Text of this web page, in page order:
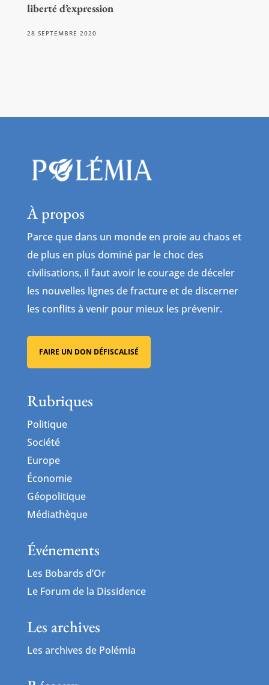
liberté d’expression
28 SEPTEMBRE 2020
À propos
Parce que dans un monde en proie au chaos et
de plus en plus dominé par le choc des
civilisations, il faut avoir le courage de déceler
les nouvelles lignes de fracture et de discerner
les conflits à venir pour mieux les prévenir.
FAIRE UN DON DÉFISCALISÉ
Rubriques
Politique
Société
Europe
Économie
Géopolitique
Médiathèque
Événements
Les Bobards d’Or
Le Forum de la Dissidence
Les archives
Les archives de Polémia